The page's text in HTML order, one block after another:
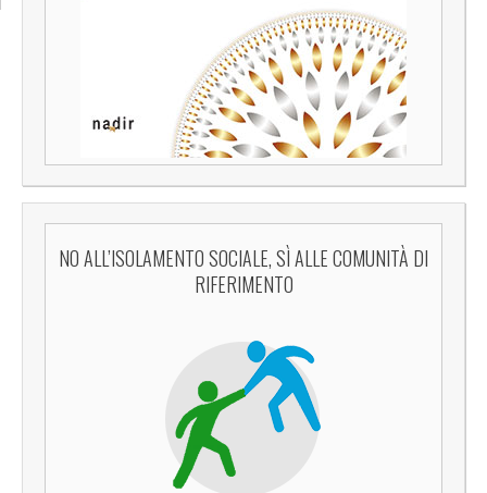
NO ALL’ISOLAMENTO SOCIALE, SÌ ALLE COMUNITÀ DI
RIFERIMENTO